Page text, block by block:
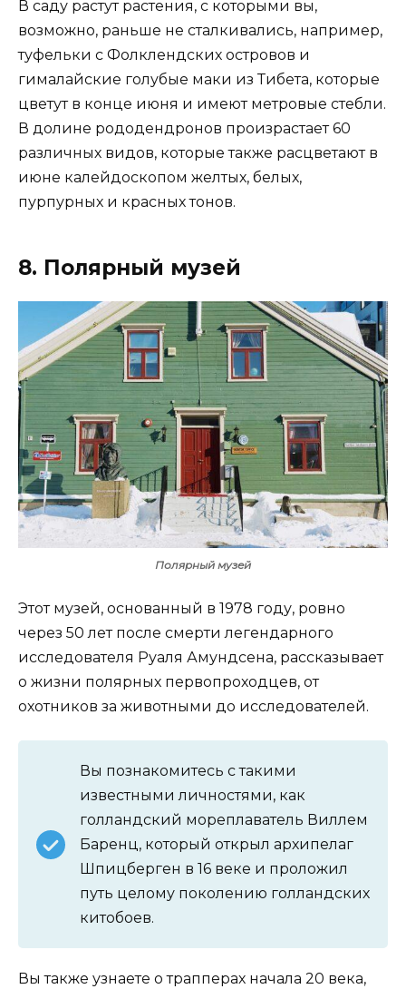
В саду растут растения, с которыми вы,
возможно, раньше не сталкивались, например,
туфельки с Фолклендских островов и
гималайские голубые маки из Тибета, которые
цветут в конце июня и имеют метровые стебли.
В долине рододендронов произрастает 60
различных видов, которые также расцветают в
июне калейдоскопом желтых, белых,
пурпурных и красных тонов.
8. Полярный музей
Полярный музей
Этот музей, основанный в 1978 году, ровно
через 50 лет после смерти легендарного
исследователя Руаля Амундсена, рассказывает
о жизни полярных первопроходцев, от
охотников за животными до исследователей.
Вы познакомитесь с такими
известными личностями, как
голландский мореплаватель Виллем
Баренц, который открыл архипелаг
Шпицберген в 16 веке и проложил
путь целому поколению голландских
китобоев.
Вы также узнаете о трапперах начала 20 века,